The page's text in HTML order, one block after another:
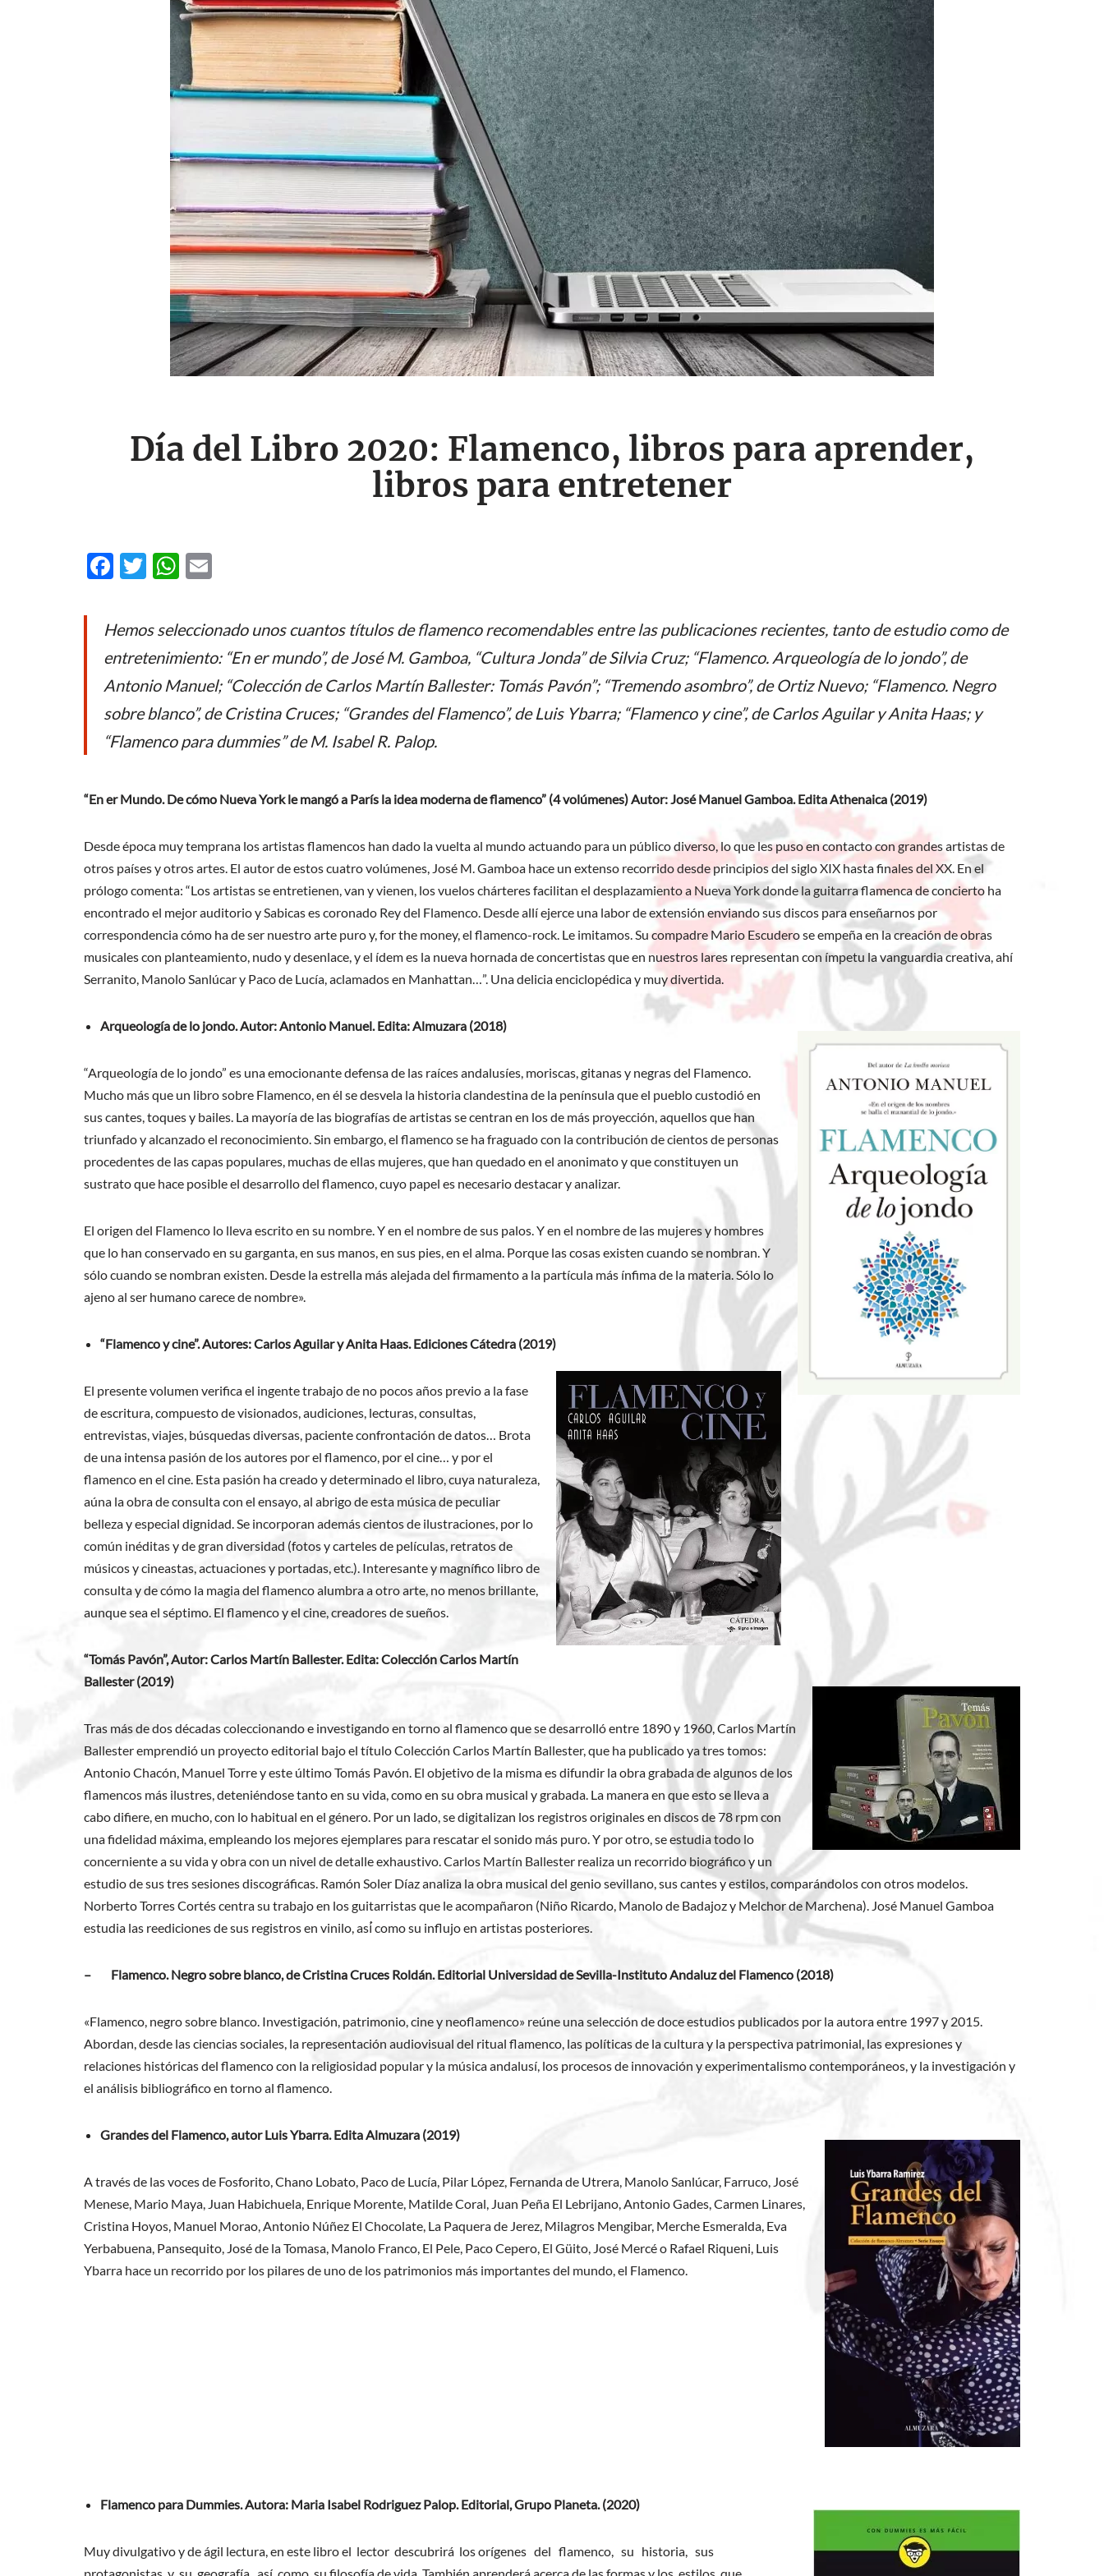
Día del Libro 2020: Flamenco, libros para aprender,
libros para entretener
F
e
b
o
o
k
T
itt
er
W
at
s
A
p
p
ail
Hemos seleccionado unos cuantos títulos de flamenco recomendables entre las publicaciones recientes, tanto de estudio como de
entretenimiento: “En er mundo”, de José M. Gamboa, “Cultura Jonda” de Silvia Cruz; “Flamenco. Arqueología de lo jondo”, de
Antonio Manuel; “Colección de Carlos Martín Ballester: Tomás Pavón”; “Tremendo asombro”, de Ortiz Nuevo; “Flamenco. Negro
sobre blanco”, de Cristina Cruces; “Grandes del Flamenco”, de Luis Ybarra; “Flamenco y cine”, de Carlos Aguilar y Anita Haas; y
“Flamenco para dummies” de M. Isabel R. Palop.
“En er Mundo. De cómo Nueva York le mangó a París la idea moderna de flamenco” (4 volúmenes)Autor: José Manuel Gamboa. Edita Athenaica (2019)
Desde época muy temprana los artistas flamencos han dado la vuelta al mundo actuando para un público diverso, lo que les puso en contacto con grandes artistas de
otros países y otros artes. El autor de estos cuatro volúmenes, José M. Gamboa hace un extenso recorrido desde principios del siglo XIX hasta finales del XX. En el
prólogo comenta: “Los artistas se entretienen, van y vienen, los vuelos chárteres facilitan el desplazamiento a Nueva York donde la guitarra flamenca de concierto ha
encontrado el mejor auditorio y Sabicas es coronado Rey del Flamenco. Desde allí ejerce una labor de extensión enviando sus discos para enseñarnos por
correspondencia cómo ha de ser nuestro arte puro y, for the money, el flamenco-rock. Le imitamos. Su compadre Mario Escudero se empeña en la creación de obras
musicales con planteamiento, nudo y desenlace, y el ídem es la nueva hornada de concertistas que en nuestros lares representan con ímpetu la vanguardia creativa, ahí
Serranito, Manolo Sanlúcar y Paco de Lucía, aclamados en Manhattan…”. Una delicia enciclopédica y muy divertida.
Arqueología de lo jondo. Autor: Antonio Manuel. Edita: Almuzara (2018)
“Arqueología de lo jondo” es una emocionante defensa de las raíces andalusíes, moriscas, gitanas y negras del Flamenco.
Mucho más que un libro sobre Flamenco, en él se desvela la historia clandestina de la península que el pueblo custodió en
sus cantes, toques y bailes. La mayoría de las biografías de artistas se centran en los de más proyección, aquellos que han
triunfado y alcanzado el reconocimiento. Sin embargo, el flamenco se ha fraguado con la contribución de cientos de personas
procedentes de las capas populares, muchas de ellas mujeres, que han quedado en el anonimato y que constituyen un
sustrato que hace posible el desarrollo del flamenco, cuyo papel es necesario destacar y analizar.
El origen del Flamenco lo lleva escrito en su nombre. Y en el nombre de sus palos. Y en el nombre de las mujeres y hombres
que lo han conservado en su garganta, en sus manos, en sus pies, en el alma. Porque las cosas existen cuando se nombran. Y
sólo cuando se nombran existen. Desde la estrella más alejada del firmamento a la partícula más ínfima de la materia. Sólo lo
ajeno al ser humano carece de nombre».
“Flamenco y cine”.Autores: Carlos Aguilar y Anita Haas. Ediciones Cátedra (2019)
El presente volumen verifica el ingente trabajo de no pocos años previo a la fase
de escritura, compuesto de visionados, audiciones, lecturas, consultas,
entrevistas, viajes, búsquedas diversas, paciente confrontación de datos… Brota
de una intensa pasión de los autores por el flamenco, por el cine… y por el
flamenco en el cine. Esta pasión ha creado y determinado el libro, cuya naturaleza,
aúna la obra de consulta con el ensayo, al abrigo de esta música de peculiar
belleza y especial dignidad. Se incorporan además cientos de ilustraciones, por lo
común inéditas y de gran diversidad (fotos y carteles de películas, retratos de
músicos y cineastas, actuaciones y portadas, etc.). Interesante y magnífico libro de
consulta y de cómo la magia del flamenco alumbra a otro arte, no menos brillante,
aunque sea el séptimo. El flamenco y el cine, creadores de sueños.
“Tomás Pavón”, Autor: Carlos Martín Ballester. Edita: Colección Carlos Martín
Ballester (2019)
Tras más de dos décadas coleccionando e investigando en torno al flamenco que se desarrolló entre 1890 y 1960, Carlos Martín
Ballester emprendió un proyecto editorial bajo el título Colección Carlos Martín Ballester, que ha publicado ya tres tomos:
Antonio Chacón, Manuel Torre y este último Tomás Pavón. El objetivo de la misma es difundir la obra grabada de algunos de los
flamencos más ilustres, deteniéndose tanto en su vida, como en su obra musical y grabada. La manera en que esto se lleva a
cabo difiere, en mucho, con lo habitual en el género. Por un lado, se digitalizan los registros originales en discos de 78 rpm con
una fidelidad máxima, empleando los mejores ejemplares para rescatar el sonido más puro. Y por otro, se estudia todo lo
concerniente a su vida y obra con un nivel de detalle exhaustivo. Carlos Martín Ballester realiza un recorrido biográfico y un
estudio de sus tres sesiones discográficas. Ramón Soler Díaz analiza la obra musical del genio sevillano, sus cantes y estilos, comparándolos con otros modelos.
Norberto Torres Cortés centra su trabajo en los guitarristas que le acompañaron (Niño Ricardo, Manolo de Badajoz y Melchor de Marchena). José Manuel Gamboa
estudia las reediciones de sus registros en vinilo, así́ como su influjo en artistas posteriores.
– Flamenco. Negro sobre blanco, de Cristina Cruces Roldán. Editorial Universidad de Sevilla-Instituto Andaluz del Flamenco (2018)
«Flamenco, negro sobre blanco. Investigación, patrimonio, cine y neoflamenco» reúne una selección de doce estudios publicados por la autora entre 1997 y 2015.
Abordan, desde las ciencias sociales, la representación audiovisual del ritual flamenco, las políticas de la cultura y la perspectiva patrimonial, las expresiones y
relaciones históricas del flamenco con la religiosidad popular y la música andalusí, los procesos de innovación y experimentalismo contemporáneos, y la investigación y
el análisis bibliográfico en torno al flamenco.
Grandes del Flamenco, autor Luis Ybarra. Edita Almuzara (2019)
A través de las voces de Fosforito, Chano Lobato, Paco de Lucía, Pilar López, Fernanda de Utrera, Manolo Sanlúcar, Farruco, José
Menese, Mario Maya, Juan Habichuela, Enrique Morente, Matilde Coral, Juan Peña El Lebrijano, Antonio Gades, Carmen Linares,
Cristina Hoyos, Manuel Morao, Antonio Núñez El Chocolate, La Paquera de Jerez, Milagros Mengibar, Merche Esmeralda, Eva
Yerbabuena, Pansequito, José de la Tomasa, Manolo Franco, El Pele, Paco Cepero, El Güito, José Mercé o Rafael Riqueni, Luis
Ybarra hace un recorrido por los pilares de uno de los patrimonios más importantes del mundo, el Flamenco.
Flamenco para Dummies.Autora: Maria Isabel Rodriguez Palop. Editorial, Grupo Planeta. (2020)
Muy divulgativo y de ágil lectura, en este libro el lector descubrirá los orígenes del flamenco, su historia, sus